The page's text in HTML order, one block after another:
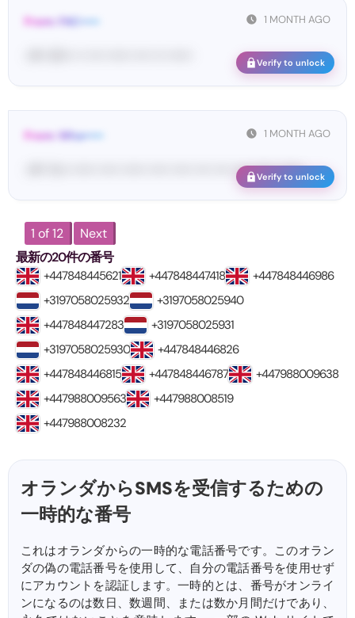
1 MONTH AGO
From: FAC•••••
Verify to unlock
1 MONTH AGO
From: Wha•••••
<#• Yo•• •••••• ••••• •••••• ••••• ••••• •••• •••• •••• •••••• ••••••
Verify to unlock
1 of 12
Next
最新の20件の番号
+447848445621 +447848447418
+447848446986
+3197058025932
+3197058025940
+447848447283
+3197058025931
+3197058025930
+447848446826
+447848446815
+447848446787
+447988009638
+447988009563
+447988008519
+447988008232
オランダからSMSを受信するための
一時的な番号
これはオランダからの一時的な電話番号です。このオラン
ダの偽の電話番号を使用して、自分の電話番号を使用せず
にアカウントを認証します。一時的とは、番号がオンライ
ンになるのは数日、数週間、または数か月間だけであり、